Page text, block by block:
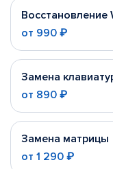
Восстановление
от 990 ₽
Замена
от 890 ₽
Замена матрицы
от 1 290 ₽